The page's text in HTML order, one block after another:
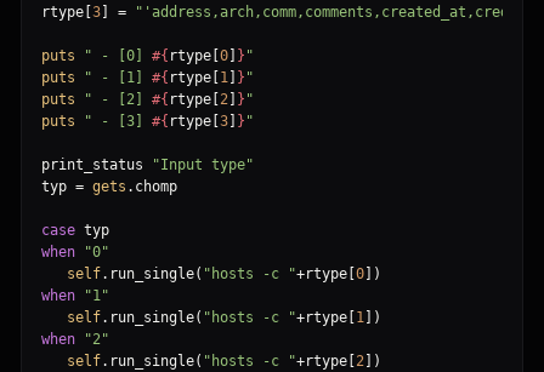
rtype [3 = "
puts " - [0] #{ rtype [0 } "
puts
" - [1] #{ rtype 1 } "
puts
" - [2] #{ rtype 2 } "
puts
" - [3] #{ rtype [3 } "
print_status "Input type"
typ = gets . chomp
case
when
"0"
self. run_single( " hosts -c "+rtype [0
)
when
"1"
self. run_single( " hosts -c "+rtype 1
)
when
"2"
self. run_single( " hosts -c "+rtype 2
)